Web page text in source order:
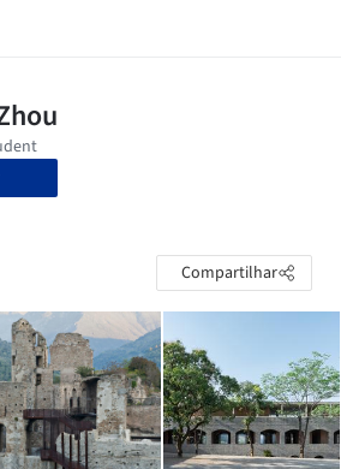
Compartilhar